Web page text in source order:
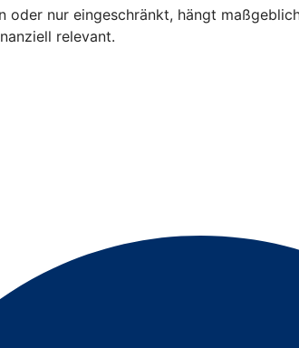
nur eingeschränkt, hängt
relevant.